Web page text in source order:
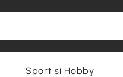
Sport si Hobby